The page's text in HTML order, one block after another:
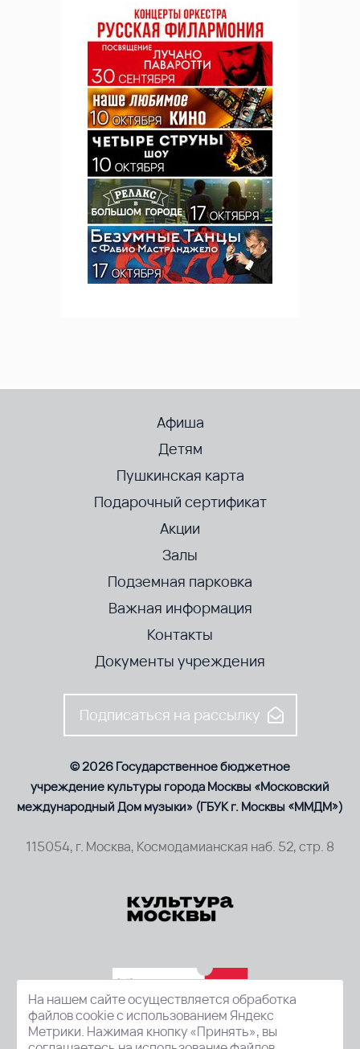
Афиша
Детям
Пушкинская карта
Подарочный сертификат
Акции
Залы
Подземная парковка
Важная информация
Контакты
Документы учреждения
Подписаться на рассылку
© 2026 Государственное бюджетное
учреждение культуры города Москвы «Московский
международный Дом музыки» (ГБУК г. Москвы «ММДМ»)
115054, г. Москва, Космодамианская наб. 52, стр. 8
На нашем сайте осуществляется обработка
файлов cookie с использованием Яндекс
Метрики. Нажимая кнопку «Принять», вы